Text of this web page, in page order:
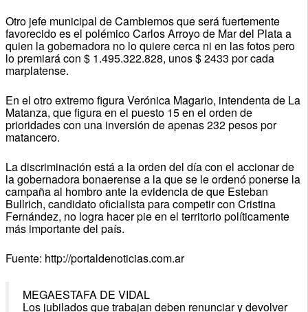
Otro jefe municipal de Cambiemos que será fuertemente
favorecido es el polémico Carlos Arroyo de Mar del Plata a
quien la gobernadora no lo quiere cerca ni en las fotos pero
lo premiará con $ 1.495.322.828, unos $ 2433 por cada
marplatense.
En el otro extremo figura Verónica Magario, intendenta de La
Matanza, que figura en el puesto 15 en el orden de
prioridades con una inversión de apenas 232 pesos por
matancero.
La discriminación está a la orden del día con el accionar de
la gobernadora bonaerense a la que se le ordenó ponerse la
campaña al hombro ante la evidencia de que Esteban
Bullrich, candidato oficialista para competir con Cristina
Fernández, no logra hacer pie en el territorio políticamente
más importante del país.
Fuente: http://portaldenoticias.com.ar
MEGAESTAFA DE VIDAL
Los jubilados que trabajan deben renunciar y devolver